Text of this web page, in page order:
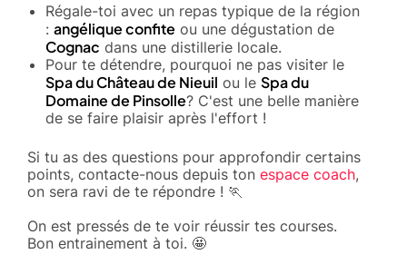
Régale-toi avec un repas typique de la région
: angélique confite ou une dégustation de
Cognac dans une distillerie locale.
Pour te détendre, pourquoi ne pas visiter le
Spa du Château de Nieuil ou le Spa du
Domaine de Pinsolle? C'est une belle manière
de se faire plaisir après l'effort !
Si tu as des questions pour approfondir certains
points, contacte-nous depuis ton espace coach,
on sera ravi de te répondre ! 🏃
On est pressés de te voir réussir tes courses.
Bon entrainement à toi. 🤩